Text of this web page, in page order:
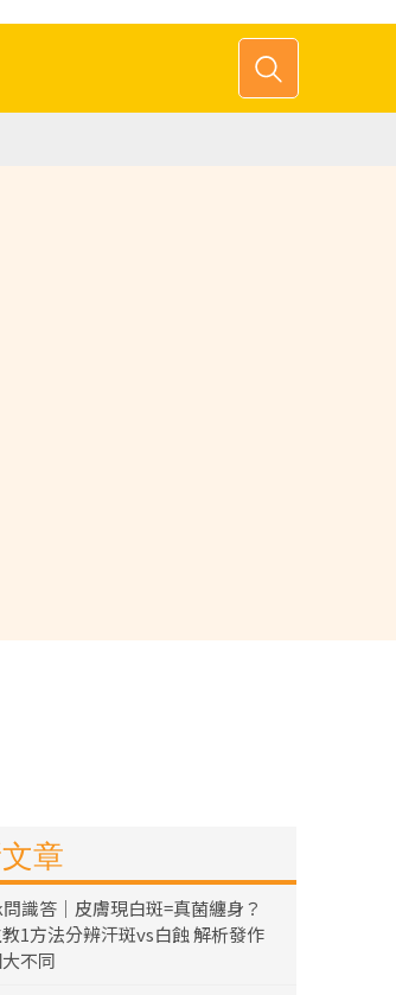
章
識答｜皮膚現白斑=真菌纏身？
1方法分辨汗斑vs白蝕 解析發作
不同